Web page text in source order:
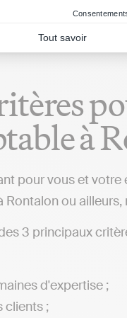
Tout savoir
à Rontalon
à
pour vous et
Rontalon ou
3 principaux
d'expertise ;
clients ;